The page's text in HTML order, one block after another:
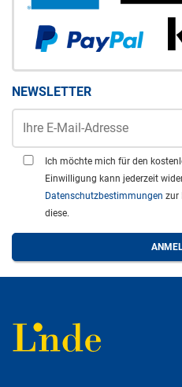
NEWSLETTER
Ich möchte mich für den
Einwilligung kann jederzeit
Datenschutzbestimmungen zur
diese.